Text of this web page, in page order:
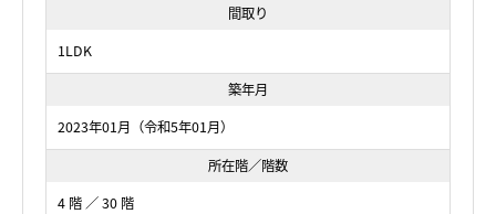
間取り
1LDK
築年月
2023年01月（令和5年01月）
所在階／階数
4 階 ／ 30 階